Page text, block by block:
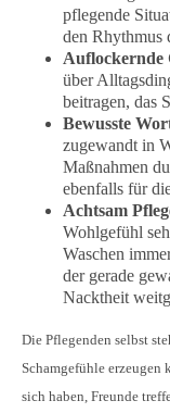
pflegende
den Rhythmus
Auflockernde
über
beitragen, das
Bewusste
zugewandt in
Maßnahmen
ebenfalls für
Achtsam
Wohlgefühl
Waschen
der gerade
Nacktheit
Die Pflegenden selbst
Schamgefühle erzeugen
sich haben, Freunde